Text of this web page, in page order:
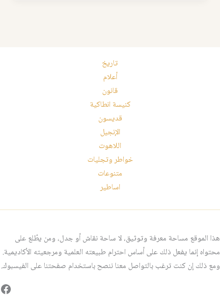
تاريخ
أعلام
قانون
كنيسة انطاكية
قديسون
الإنجيل
اللاهوت
خواطر وتجليات
متنوعات
اساطير
هذا الموقع مساحة معرفة وتوثيق، لا ساحة نقاش أو جدل، ومن يطّلع على
محتواه إنما يفعل ذلك على أساس احترام طبيعته العلمية ومرجعيته الأكاديمية.
ومع ذلك إن كنت ترغب بالتواصل معنا ننصح باستخدام صفحتنا على الفيسبوك.